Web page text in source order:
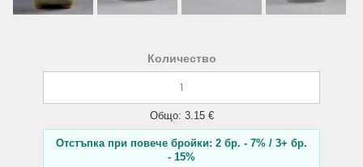
Количество
Общо: 3.15 €
Отстъпка при повече бройки: 2 бр. - 7% / 3+ бр.
- 15%